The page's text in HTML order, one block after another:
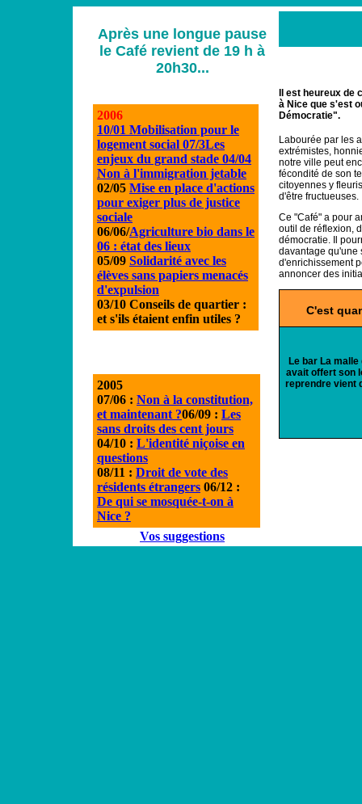
Après une longue pause
le Café revient de 19 h à
20h30...
2006
10/01 Mobilisation pour le
logement social 07/3Les
enjeux du grand stade 04/04
Non à l'immigration jetable
02/05 Mise en place d'actions
pour exiger plus de justice
sociale
06/06/Agriculture bio dans le
06 : état des lieux
05/09 Solidarité avec les
élèves sans papiers menacés
d'expulsion
03/10 Conseils de quartier :
et s'ils étaient enfin utiles ?
2005
07/06 : Non à la constitution,
et maintenant ?06/09 : Les
sans droits des cent jours
04/10 : L'identité niçoise en
questions
08/11 : Droit de vote des
résidents étrangers 06/12 :
De qui se mosquée-t-on à
Nice ?
Vos suggestions
Il est heureux
à Nice que s'est
Démocratie".
Labourée par les
extrémistes,
notre ville peut
fécondité de son
citoyennes y
d'être fructueuses.
Ce "Café" a pour
outil de réflexion,
démocratie. Il
davantage qu'une
d'enrichissement
annoncer des
C'est
Le bar La malle
avait offert son
reprendre vient